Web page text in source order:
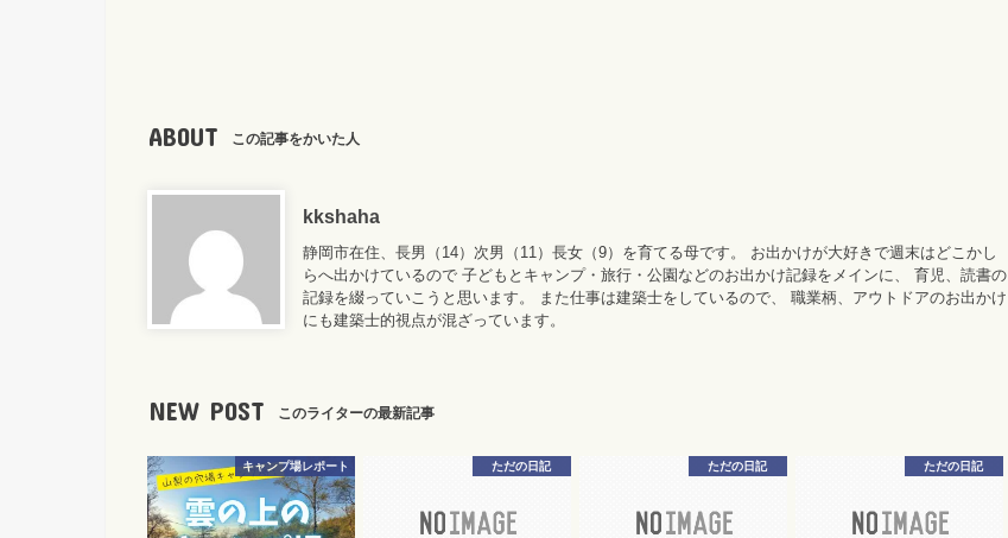
ABOUT この記事をかいた人
kkshaha
静岡市在住、長男（14）次男（11）長女（9）を育てる母です。 お出かけが大好きで週末はどこかし
らへ出かけているので 子どもとキャンプ・旅行・公園などのお出かけ記録をメインに、 育児、読書の
記録を綴っていこうと思います。 また仕事は建築士をしているので、 職業柄、アウトドアのお出かけ
にも建築士的視点が混ざっています。
NEW POST このライターの最新記事
キャンプ場レポート ただの日記 ただの日記 ただの日記